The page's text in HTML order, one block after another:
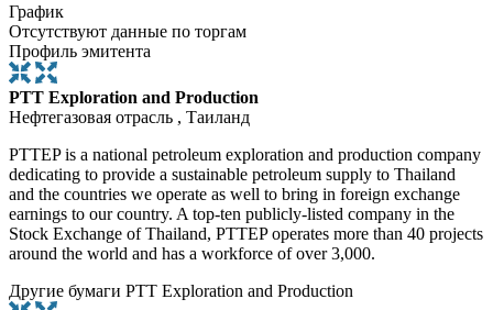
График
Отсутствуют данные по торгам
Профиль эмитента
PTT Exploration and Production
Нефтегазовая отрасль , Таиланд
PTTEP is a national petroleum exploration and production company
dedicating to provide a sustainable petroleum supply to Thailand
and the countries we operate as well to bring in foreign exchange
earnings to our country. A top-ten publicly-listed company in the
Stock Exchange of Thailand, PTTEP operates more than 40 projects
around the world and has a workforce of over 3,000.
Другие бумаги PTT Exploration and Production